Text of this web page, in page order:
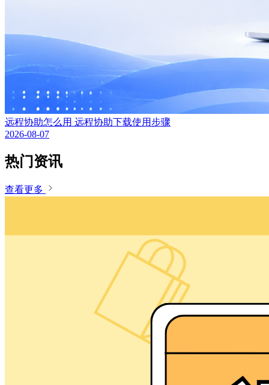
远程协助怎么用 远程协助下载使用步骤
2026-08-07
热门资讯
查看更多